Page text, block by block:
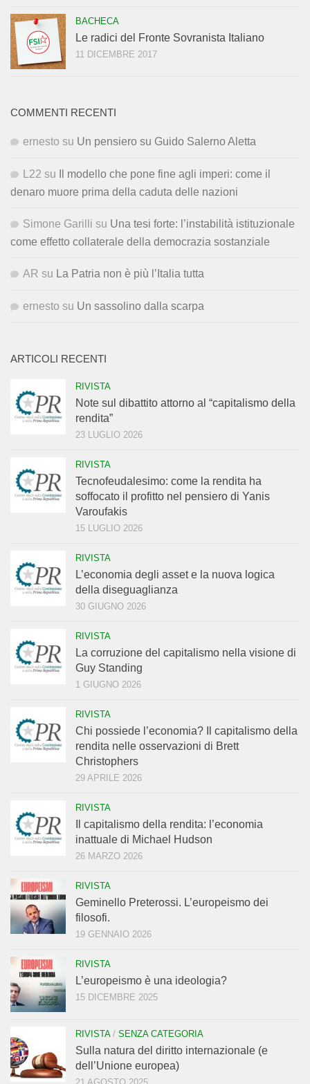
BACHECA
Le radici del Fronte Sovranista Italiano
11 DICEMBRE 2017
COMMENTI RECENTI
ernesto su Un pensiero su Guido Salerno Aletta
L22 su
Il modello che pone fine agli imperi: come il
denaro muore prima della caduta delle nazioni
Simone Garilli su Una tesi forte: l’instabilità istituzionale
come effetto collaterale della democrazia sostanziale
AR su La Patria non è più l’Italia tutta
ernesto su Un sassolino dalla scarpa
ARTICOLI RECENTI
RIVISTA
Note sul dibattito attorno al “capitalismo della
rendita”
23 LUGLIO 2026
RIVISTA
Tecnofeudalesimo: come la rendita ha
soffocato il profitto nel pensiero di Yanis
Varoufakis
15 LUGLIO 2026
RIVISTA
L’economia degli asset e la nuova logica
della diseguaglianza
30 GIUGNO 2026
RIVISTA
La corruzione del capitalismo nella visione di
Guy Standing
1 GIUGNO 2026
RIVISTA
Chi possiede l’economia? Il capitalismo della
rendita nelle osservazioni di Brett
Christophers
29 APRILE 2026
RIVISTA
Il capitalismo della rendita: l’economia
inattuale di Michael Hudson
26 MARZO 2026
RIVISTA
Geminello Preterossi. L’europeismo dei
filosofi.
19 GENNAIO 2026
RIVISTA
L’europeismo è una ideologia?
15 DICEMBRE 2025
RIVISTA/ SENZA CATEGORIA
Sulla natura del diritto internazionale (e
dell’Unione europea)